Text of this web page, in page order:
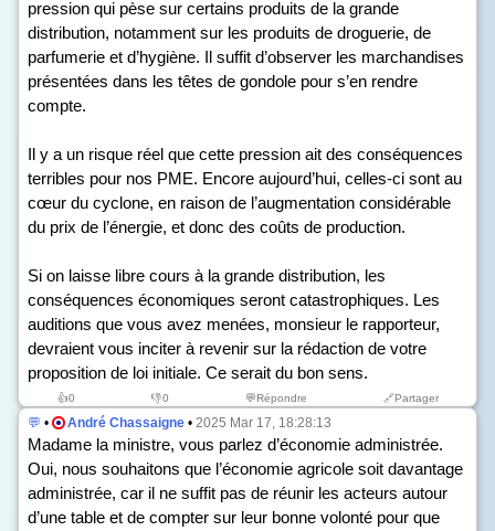
pression qui pèse sur certains produits de la grande
distribution, notamment sur les produits de droguerie, de
parfumerie et d’hygiène. Il suffit d’observer les marchandises
présentées dans les têtes de gondole pour s’en rendre
compte.
Il y a un risque réel que cette pression ait des conséquences
terribles pour nos PME. Encore aujourd’hui, celles-ci sont au
cœur du cyclone, en raison de l’augmentation considérable
du prix de l’énergie, et donc des coûts de production.
Si on laisse libre cours à la grande distribution, les
conséquences économiques seront catastrophiques. Les
auditions que vous avez menées, monsieur le rapporteur,
devraient vous inciter à revenir sur la rédaction de votre
proposition de loi initiale. Ce serait du bon sens.
👍0 👎0 💬Répondre 🔗Partager
💬 • André Chassaigne • 2025 Mar 17, 18:28:13
Madame la ministre, vous parlez d’économie administrée.
Oui, nous souhaitons que l’économie agricole soit davantage
administrée, car il ne suffit pas de réunir les acteurs autour
d’une table et de compter sur leur bonne volonté pour que